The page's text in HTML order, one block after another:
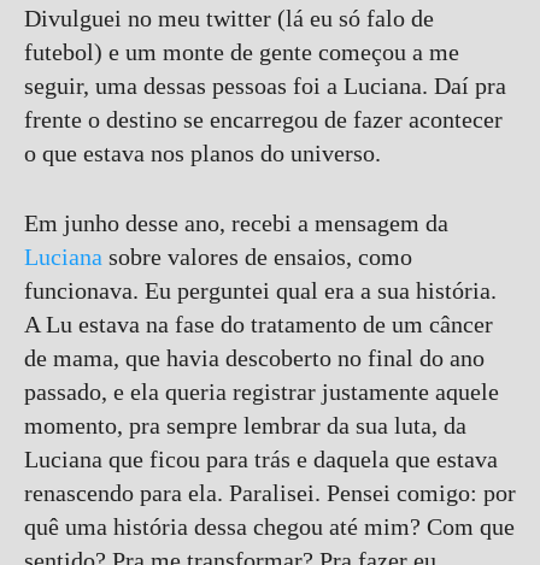
Divulguei no meu twitter (lá eu só falo de
futebol) e um monte de gente começou a me
seguir, uma dessas pessoas foi a Luciana. Daí pra
frente o destino se encarregou de fazer acontecer
o que estava nos planos do universo.
Em junho desse ano, recebi a mensagem da
Luciana sobre valores de ensaios, como
funcionava. Eu perguntei qual era a sua história.
A Lu estava na fase do tratamento de um câncer
de mama, que havia descoberto no final do ano
passado, e ela queria registrar justamente aquele
momento, pra sempre lembrar da sua luta, da
Luciana que ficou para trás e daquela que estava
renascendo para ela. Paralisei. Pensei comigo: por
quê uma história dessa chegou até mim? Com que